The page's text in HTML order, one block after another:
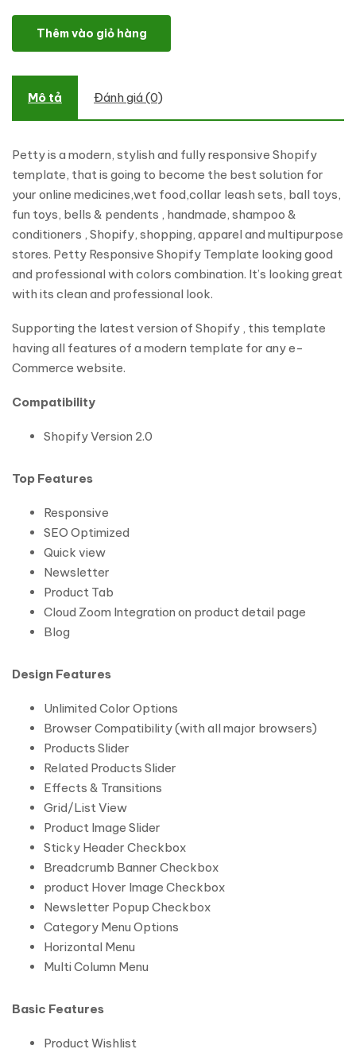
Petty - Responsive Shopify Theme số lượng
Thêm vào giỏ hàng
Mô tả Đánh giá (0)
Petty is a modern, stylish and fully responsive Shopify
template, that is going to become the best solution for
your online medicines,wet food,collar leash sets, ball toys,
fun toys, bells & pendents , handmade, shampoo &
conditioners , Shopify, shopping, apparel and multipurpose
stores. Petty Responsive Shopify Template looking good
and professional with colors combination. It’s looking great
with its clean and professional look.
Supporting the latest version of Shopify , this template
having all features of a modern template for any e-
Commerce website.
Compatibility
Shopify Version 2.0
Top Features
Responsive
SEO Optimized
Quick view
Newsletter
Product Tab
Cloud Zoom Integration on product detail page
Blog
Design Features
Unlimited Color Options
Browser Compatibility (with all major browsers)
Products Slider
Related Products Slider
Effects & Transitions
Grid/List View
Product Image Slider
Sticky Header Checkbox
Breadcrumb Banner Checkbox
product Hover Image Checkbox
Newsletter Popup Checkbox
Category Menu Options
Horizontal Menu
Multi Column Menu
Basic Features
Product Wishlist